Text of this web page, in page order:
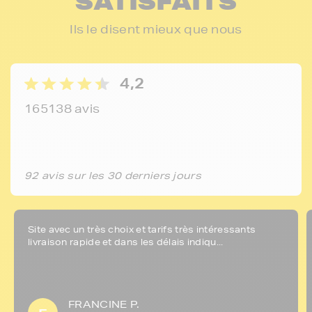
Ils le disent mieux que nous
4,2
165138 avis
92 avis sur les 30 derniers jours
Site avec un très choix et tarifs très intéressants
livraison rapide et dans les délais indiqu...
FRANCINE P.